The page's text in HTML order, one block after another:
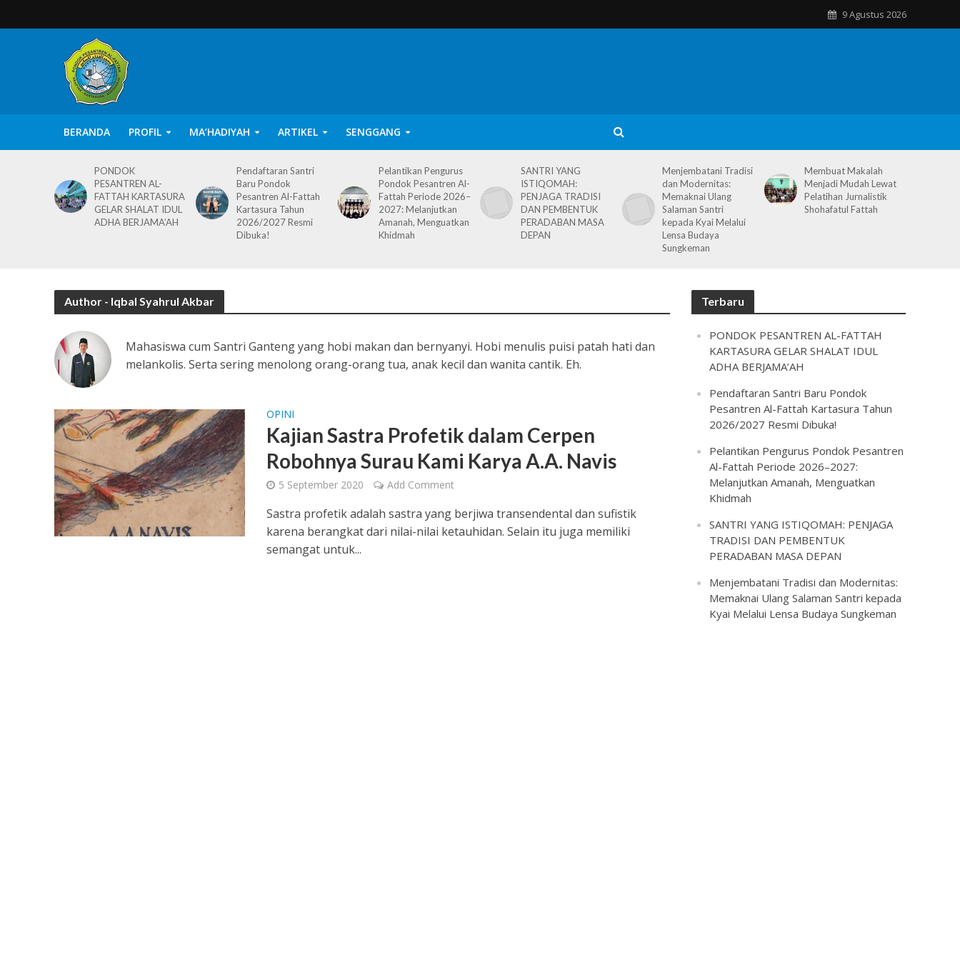
9 Agustus 2026
BERANDA PROFIL MA’HADIYAH ARTIKEL SENGGANG
PONDOK
PESANTREN AL-
FATTAH KARTASURA
GELAR SHALAT IDUL
ADHA BERJAMA’AH
Pendaftaran Santri
Baru Pondok
Pesantren Al-Fattah
Kartasura Tahun
2026/2027 Resmi
Dibuka!
Pelantikan Pengurus
Pondok Pesantren Al-
Fattah Periode 2026–
2027: Melanjutkan
Amanah, Menguatkan
Khidmah
SANTRI YANG
ISTIQOMAH:
PENJAGA TRADISI
DAN PEMBENTUK
PERADABAN MASA
DEPAN
Menjembatani Tradisi
dan Modernitas:
Memaknai Ulang
Salaman Santri
kepada Kyai Melalui
Lensa Budaya
Sungkeman
Membuat Makalah
Menjadi Mudah Lewat
Pelatihan Jurnalistik
Shohafatul Fattah
Author - Iqbal Syahrul Akbar
Mahasiswa cum Santri Ganteng yang hobi makan dan bernyanyi. Hobi menulis puisi patah hati dan
melankolis. Serta sering menolong orang-orang tua, anak kecil dan wanita cantik. Eh.
OPINI
Kajian Sastra Profetik dalam Cerpen
Robohnya Surau Kami Karya A.A. Navis
5 September 2020 Add Comment
Sastra profetik adalah sastra yang berjiwa transendental dan sufistik
karena berangkat dari nilai-nilai ketauhidan. Selain itu juga memiliki
semangat untuk...
Terbaru
PONDOK PESANTREN AL-FATTAH
KARTASURA GELAR SHALAT IDUL
ADHA BERJAMA’AH
Pendaftaran Santri Baru Pondok
Pesantren Al-Fattah Kartasura Tahun
2026/2027 Resmi Dibuka!
Pelantikan Pengurus Pondok Pesantren
Al-Fattah Periode 2026–2027:
Melanjutkan Amanah, Menguatkan
Khidmah
SANTRI YANG ISTIQOMAH: PENJAGA
TRADISI DAN PEMBENTUK
PERADABAN MASA DEPAN
Menjembatani Tradisi dan Modernitas:
Memaknai Ulang Salaman Santri kepada
Kyai Melalui Lensa Budaya Sungkeman